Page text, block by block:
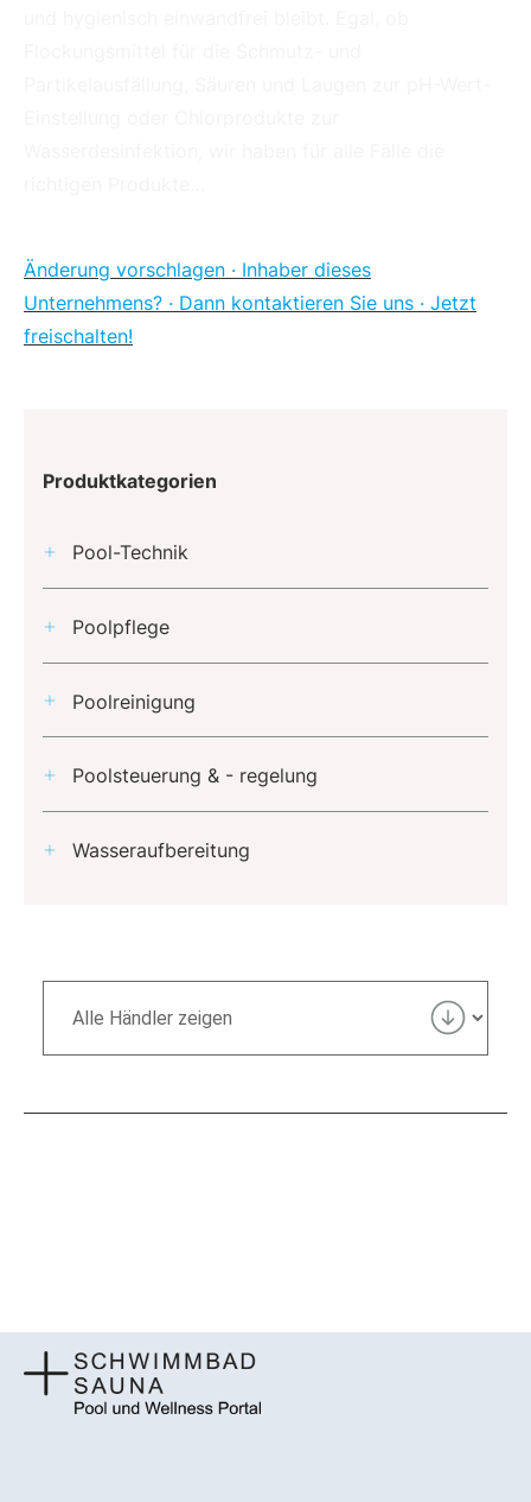
Änderung vorschlagen · Inhaber dieses
Unternehmens? · Dann kontaktieren Sie uns · Jetzt
freischalten!
Produktkategorien
Pool-Technik
Poolpflege
Poolreinigung
Poolsteuerung & - regelung
Wasseraufbereitung